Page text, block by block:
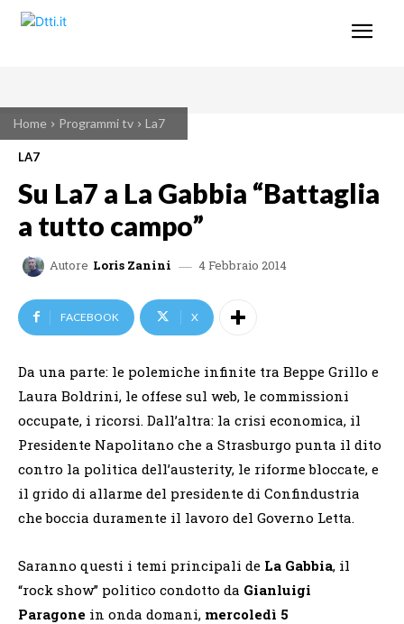
Home Programmi tv La7
LA7
Su La7 a La Gabbia “Battaglia
a tutto campo”
Autore Loris Zanini 4 Febbraio 2014
FACEBOOK X
Da una parte: le polemiche infinite tra Beppe Grillo e
Laura Boldrini, le offese sul web, le commissioni
occupate, i ricorsi. Dall’altra: la crisi economica, il
Presidente Napolitano che a Strasburgo punta il dito
contro la politica dell’austerity, le riforme bloccate, e
il grido di allarme del presidente di Confindustria
che boccia duramente il lavoro del Governo Letta.
Saranno questi i temi principali de La Gabbia, il
“rock show” politico condotto da Gianluigi
Paragone in onda domani, mercoledì 5